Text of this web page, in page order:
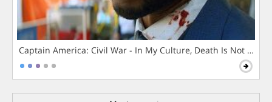
Captain America: Civil War - In My Culture, Death Is Not The